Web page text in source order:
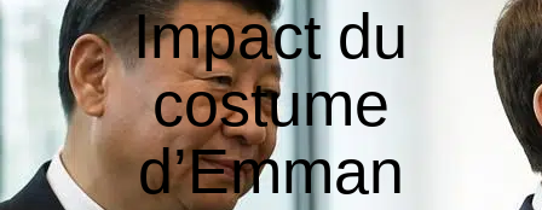
Impact du
costume
d’Emman